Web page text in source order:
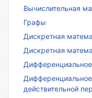
Вычислительная
Графы
Дискретная
Дискретная
действительной